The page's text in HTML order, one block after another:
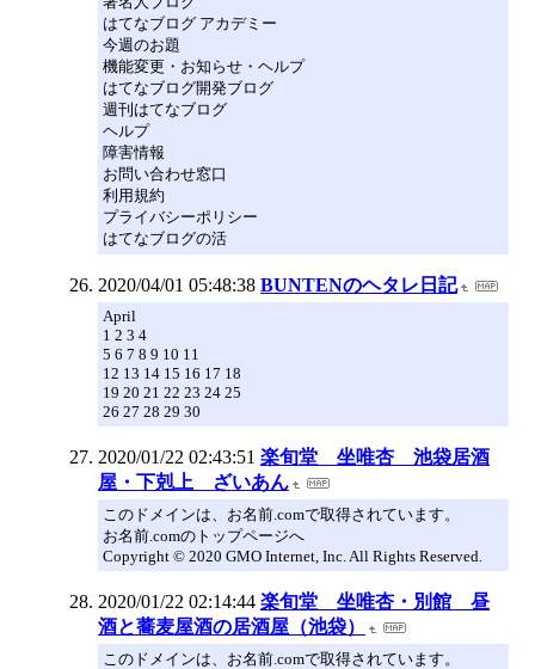
はてなブログ アカデミー
今週のお題
機能変更・お知らせ・ヘルプ
はてなブログ開発ブログ
週刊はてなブログ
ヘルプ
障害情報
お問い合わせ窓口
利用規約
プライバシーポリシー
はてなブログの活
2020/04/01 05:48:38 BUNTENのヘタレ日記
April
1 2 3 4
5 6 7 8 9 10 11
12 13 14 15 16 17 18
19 20 21 22 23 24 25
26 27 28 29 30
2020/01/22 02:43:51 楽旬堂 坐唯杏 池袋居酒
屋・下剋上 ざいあん
このドメインは、お名前.comで取得されています。
お名前.comのトップページへ
Copyright © 2020 GMO Internet, Inc. All Rights Reserved.
2020/01/22 02:14:44 楽旬堂 坐唯杏・別館 昼
酒と蕎麦屋酒の居酒屋（池袋）
このドメインは、お名前.comで取得されています。